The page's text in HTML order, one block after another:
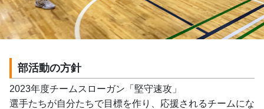
部活動の方針
2023年度チームスローガン「堅守速攻」
選手たちが自分たちで目標を作り、応援されるチームにな